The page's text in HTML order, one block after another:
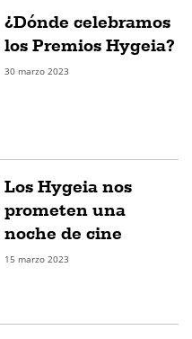
¿Dónde celebramos
los Premios Hygeia?
30 marzo 2023
Los Hygeia nos
prometen una
noche de cine
15 marzo 2023